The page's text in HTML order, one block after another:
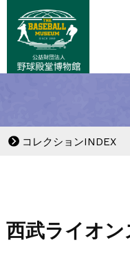
コレクションINDEX
西武ライオ